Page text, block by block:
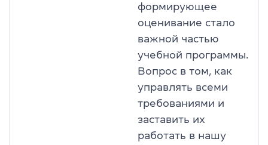
формирующее
оценивание стало
важной частью
учебной программы.
Вопрос в том, как
управлять всеми
требованиями и
заставить их
работать в нашу